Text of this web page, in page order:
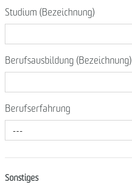
Studium (Bezeichnung)
Berufsausbildung (Bezeichnung)
Berufserfahrung
---
Sonstiges